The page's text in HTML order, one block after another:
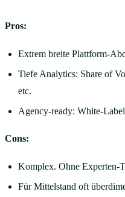
Pros:
Extrem breite Plattform-
Tiefe Analytics: Share of
etc.
Agency-ready: White-
Cons:
Komplex. Ohne Experten-
Für Mittelstand oft